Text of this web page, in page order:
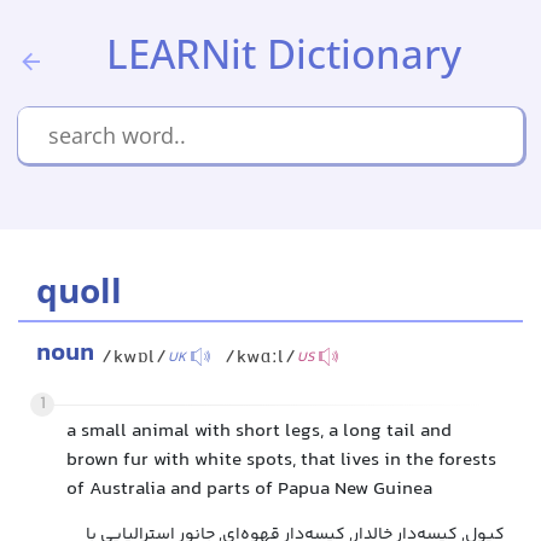
LEARNit Dictionary
quoll
noun /kwɒl/UK /kwɑːl/US
1
a small animal with short legs, a long tail and
brown fur with white spots, that lives in the forests
of Australia and parts of Papua New Guinea
کیول, کیسه‌دار خالدار, کیسه‌دار قهوه‌ای, جانور استرالیایی با